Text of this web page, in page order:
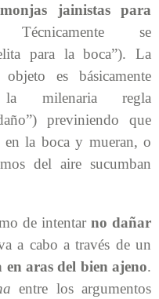
jainistas para
se
para la boca”). La
es básicamente
milenaria regla
previniendo que
en la boca y mueran, o
del aire sucumban
de intentar no dañar
a cabo a través de un
aras del bien ajeno.
entre los argumentos